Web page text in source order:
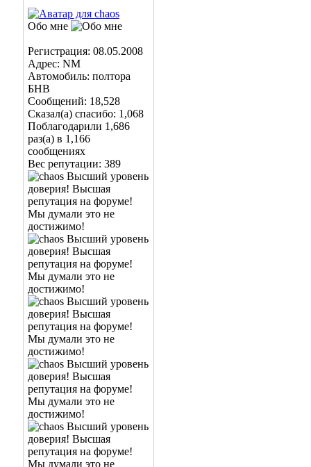
Обо мне
Регистрация: 08.05.2008
Адрес: NM
Автомобиль: полтора
БНВ
Сообщений: 18,528
Сказал(а) спасибо: 1,068
Поблагодарили 1,686
раз(а) в 1,166
сообщениях
Вес репутации: 389